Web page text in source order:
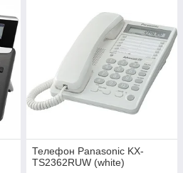
Телефон Panasonic KX-
TS2362RUW (white)